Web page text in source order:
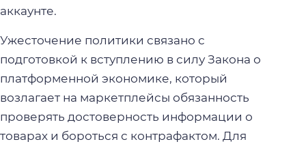
аккаунте.
Ужесточение политики связано с
подготовкой к вступлению в силу Закона о
платформенной экономике, который
возлагает на маркетплейсы обязанность
проверять достоверность информации о
товарах и бороться с контрафактом. Для